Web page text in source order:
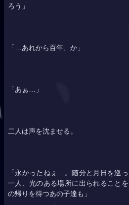
ろう」
「…あれから百年、か」
「あぁ…」
二人は声を沈ませる。
「永かったねぇ…。随分と月日を巡
一人、光のある場所に出られること
の帰りを待つあの子達も」